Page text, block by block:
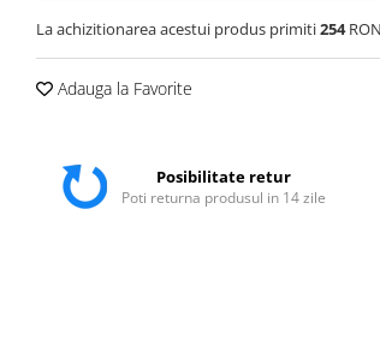
La achizitionarea acestui produs primiti254
Adauga la Favorite
Posibilitate retur
Poti returna produsul in 14 zile